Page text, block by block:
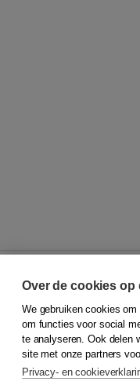
© 2026Koninklijke Boom
Klantenservice
Service & informatie
Contact
Over de cookies op
We gebruiken cookies
om functies voor social
te analyseren. Ook delen
site met onze partners
Privacy- en